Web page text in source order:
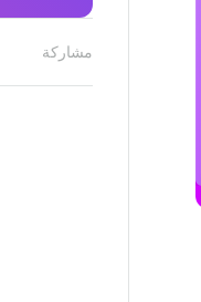
مشاركة